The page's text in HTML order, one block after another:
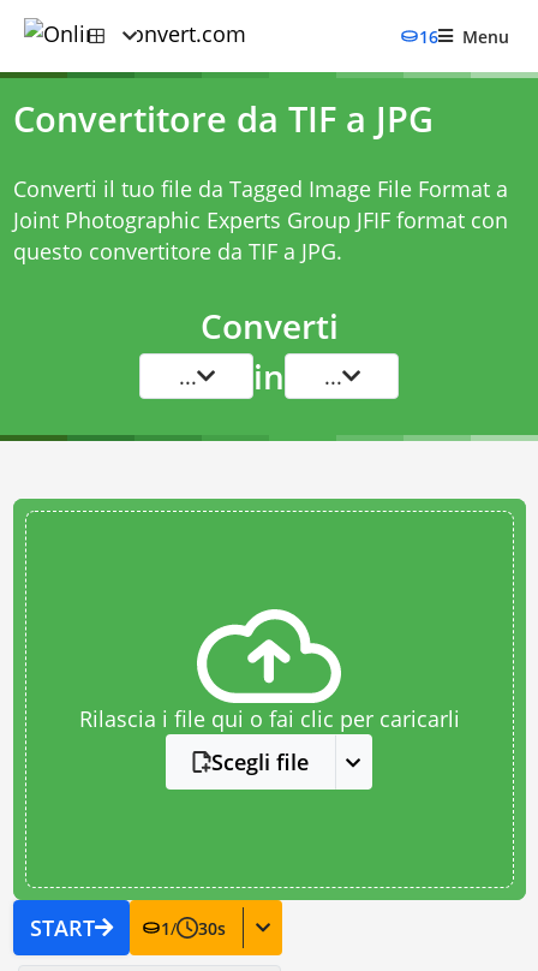
16 Menu
Convertitore da TIF a JPG
Converti il tuo file da Tagged Image File Format a
Joint Photographic Experts Group JFIF format con
questo convertitore da TIF a JPG.
Converti
... in ...
Rilascia i file qui o fai clic per caricarli
Scegli file
START 1/ 30s